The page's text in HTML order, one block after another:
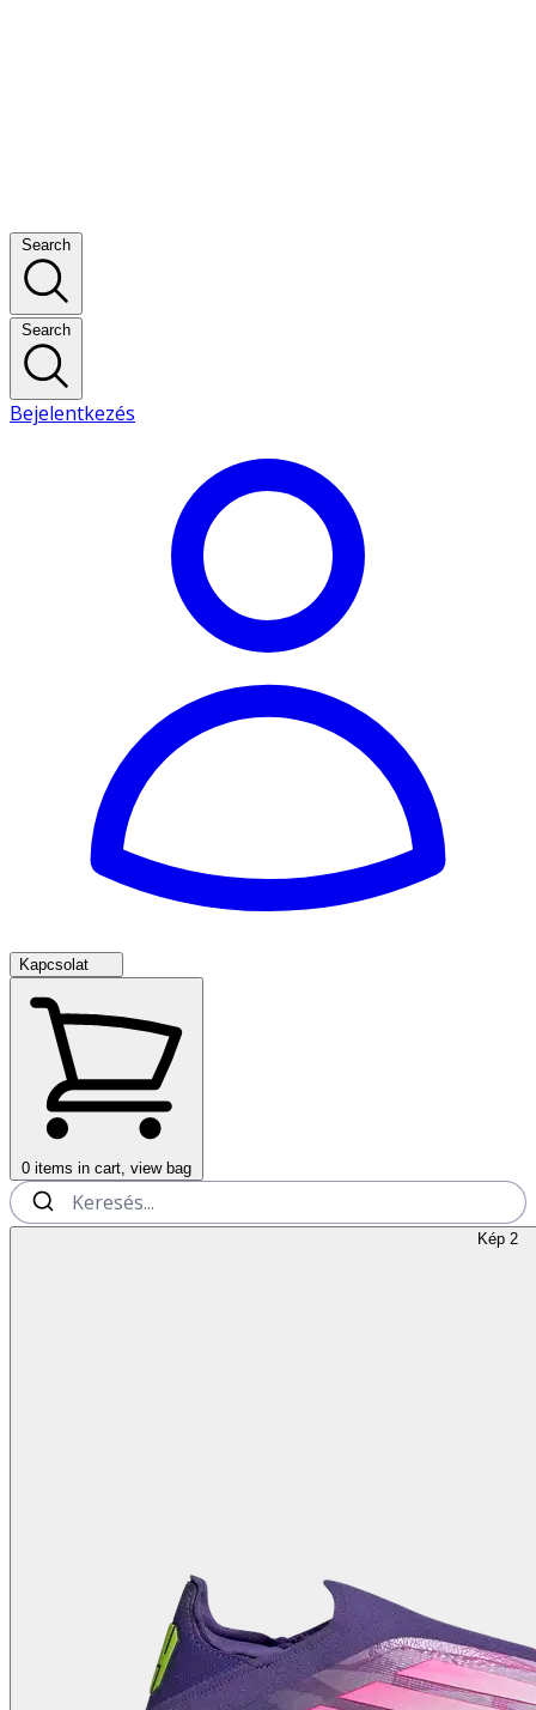
Search
Search
Bejelentkezés
Kapcsolat
0 items in cart, view bag
Kép 2